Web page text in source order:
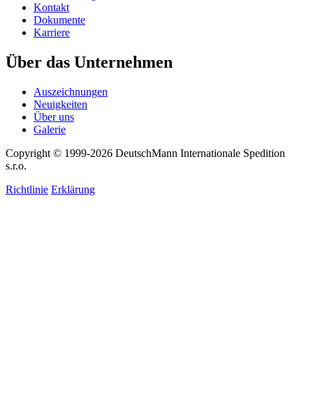
Kontakt
Dokumente
Karriere
Über das Unternehmen
Auszeichnungen
Neuigkeiten
Über uns
Galerie
Copyright © 1999-2026 DeutschMann Internationale Spedition
s.r.o.
Richtlinie Erklärung